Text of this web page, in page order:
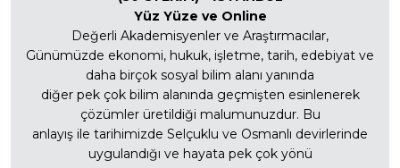
Yüz Yüze ve Online
Değerli Akademisyenler ve Araştırmacılar,
Günümüzde ekonomi, hukuk, işletme, tarih, edebiyat ve
daha birçok sosyal bilim alanı yanında
diğer pek çok bilim alanında geçmişten esinlenerek
çözümler üretildiği malumunuzdur. Bu
anlayış ile tarihimizde Selçuklu ve Osmanlı devirlerinde
uygulandığı ve hayata pek çok yönü